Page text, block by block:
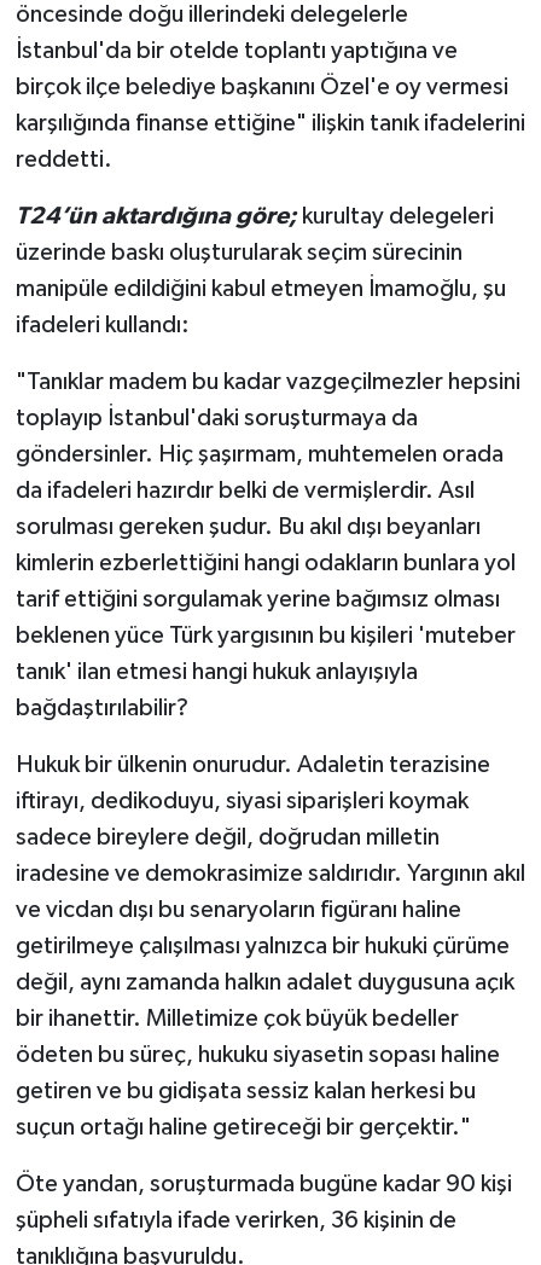
öncesinde doğu illerindeki delegelerle
İstanbul'da bir otelde toplantı yaptığına ve
birçok ilçe belediye başkanını Özel'e oy vermesi
karşılığında finanse ettiğine" ilişkin tanık ifadelerini
reddetti.
T24’ün aktardığına göre;kurultay delegeleri
üzerinde baskı oluşturularak seçim sürecinin
manipüle edildiğini kabul etmeyen İmamoğlu, şu
ifadeleri kullandı:
"Tanıklar madem bu kadar vazgeçilmezler hepsini
toplayıp İstanbul'daki soruşturmaya da
göndersinler. Hiç şaşırmam, muhtemelen orada
da ifadeleri hazırdır belki de vermişlerdir. Asıl
sorulması gereken şudur. Bu akıl dışı beyanları
kimlerin ezberlettiğini hangi odakların bunlara yol
tarif ettiğini sorgulamak yerine bağımsız olması
beklenen yüce Türk yargısının bu kişileri 'muteber
tanık' ilan etmesi hangi hukuk anlayışıyla
bağdaştırılabilir?
Hukuk bir ülkenin onurudur. Adaletin terazisine
iftirayı, dedikoduyu, siyasi siparişleri koymak
sadece bireylere değil, doğrudan milletin
iradesine ve demokrasimize saldırıdır. Yargının akıl
ve vicdan dışı bu senaryoların figüranı haline
getirilmeye çalışılması yalnızca bir hukuki çürüme
değil, aynı zamanda halkın adalet duygusuna açık
bir ihanettir. Milletimize çok büyük bedeller
ödeten bu süreç, hukuku siyasetin sopası haline
getiren ve bu gidişata sessiz kalan herkesi bu
suçun ortağı haline getireceği bir gerçektir."
Öte yandan, soruşturmada bugüne kadar 90 kişi
şüpheli sıfatıyla ifade verirken, 36 kişinin de
tanıklığına başvuruldu.